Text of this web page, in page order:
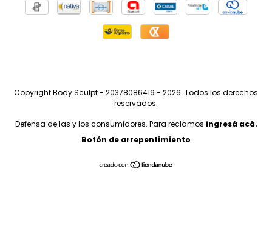
Copyright Body Sculpt - 20378086419 - 2026. Todos los derechos
reservados.
Defensa de las y los consumidores. Para reclamos ingresá acá.
Botón de arrepentimiento